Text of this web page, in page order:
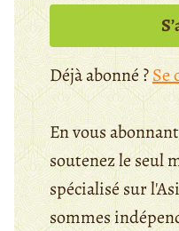
Déjà abonné ?Se
En vous
soutenez le seul
spécialisé sur
sommes